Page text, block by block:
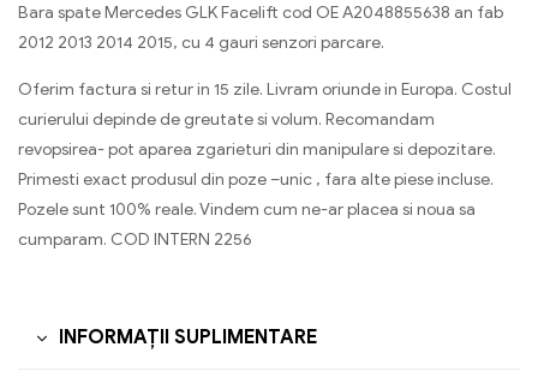
Bara spate Mercedes GLK Facelift cod OE A2048855638 an fab
2012 2013 2014 2015, cu 4 gauri senzori parcare.
Oferim factura si retur in 15 zile. Livram oriunde in Europa. Costul
curierului depinde de greutate si volum. Recomandam
revopsirea- pot aparea zgarieturi din manipulare si depozitare.
Primesti exact produsul din poze –unic , fara alte piese incluse.
Pozele sunt 100% reale. Vindem cum ne-ar placea si noua sa
cumparam. COD INTERN 2256
INFORMAȚII SUPLIMENTARE